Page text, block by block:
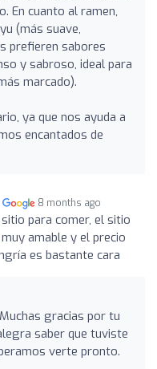
En cuanto al ramen,
(más suave,
prefieren sabores
y sabroso, ideal para
marcado).
ya que nos ayuda a
encantados de
8 months ago
para comer, el sitio
amable y el precio
es bastante cara
gracias por tu
saber que tuviste
verte pronto.